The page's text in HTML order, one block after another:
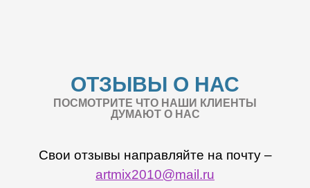
ОТЗЫВЫ О НАС
ПОСМОТРИТЕ ЧТО НАШИ КЛИЕНТЫ
ДУМАЮТ О НАС
Свои отзывы направляйте на почту –
artmix2010@mail.ru